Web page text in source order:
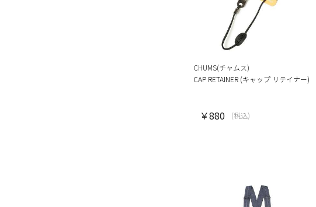
CHUMS(チャムス)
CAP RETAINER (キャップ リテイナー)
￥880 (税込)